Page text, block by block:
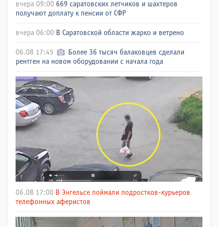
вчера 09:00 669 саратовских летчиков и шахтеров
получают доплату к пенсии от СФР
вчера 06:00 В Саратовской области жарко и ветрено
06.08 17:45
Более 36 тысяч балаковцев сделали
рентген на новом оборудовании с начала года
06.08 17:00 В Энгельсе поймали подростков-курьеров
телефонных аферистов